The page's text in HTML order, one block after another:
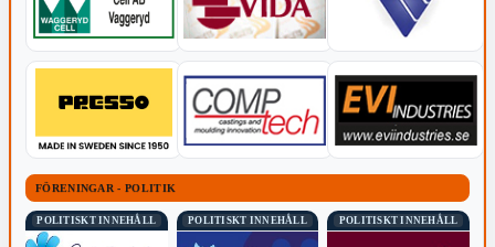
FÖRENINGAR - POLITIK
POLITISKT INNEHÅLL POLITISKT INNEHÅLL POLITISKT INNEHÅLL